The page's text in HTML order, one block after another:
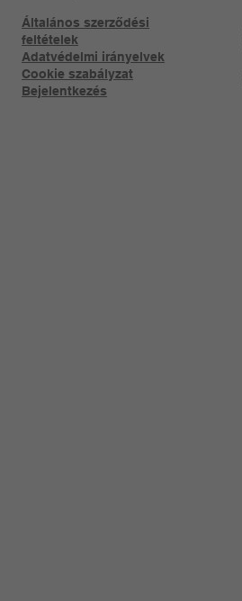
Általános szerződési
feltételek
Adatvédelmi irányelvek
Cookie szabályzat
Bejelentkezés